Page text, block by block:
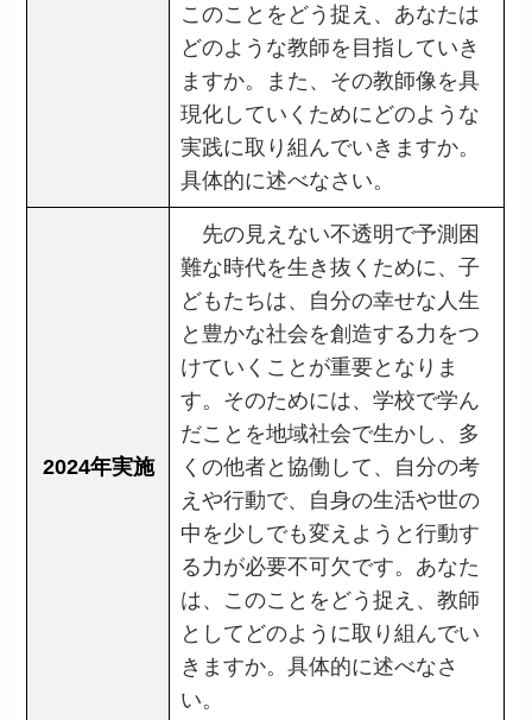
このことをどう捉え、あなたは
どのような教師を目指していき
ますか。また、その教師像を具
現化していくためにどのような
実践に取り組んでいきますか。
具体的に述べなさい。
2024年実施
先の見えない不透明で予測困
難な時代を生き抜くために、子
どもたちは、自分の幸せな人生
と豊かな社会を創造する力をつ
けていくことが重要となりま
す。そのためには、学校で学ん
だことを地域社会で生かし、多
くの他者と協働して、自分の考
えや行動で、自身の生活や世の
中を少しでも変えようと行動す
る力が必要不可欠です。あなた
は、このことをどう捉え、教師
としてどのように取り組んでい
きますか。具体的に述べなさ
い。